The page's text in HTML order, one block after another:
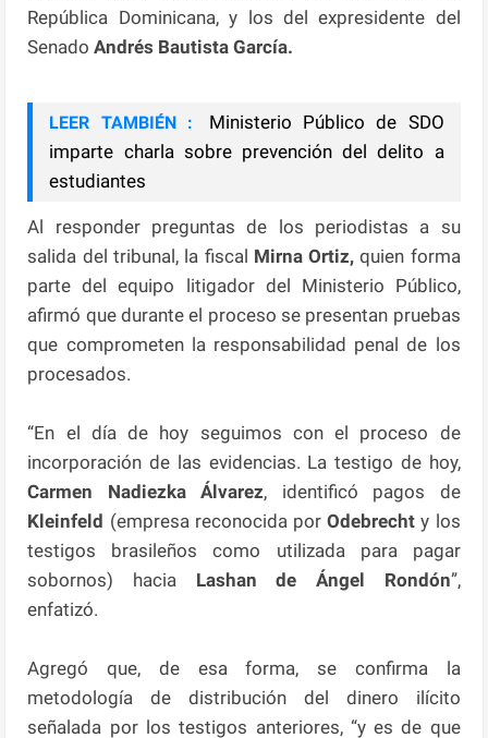
República Dominicana, y los del expresidente del
SenadoAndrés Bautista García.
LEER TAMBIÉN :
Ministerio Público de SDO
imparte charla sobre prevención del delito a
estudiantes
Al responder preguntas de los periodistas a su
salida del tribunal, la fiscal Mirna Ortiz, quien forma
parte del equipo litigador del Ministerio Público,
afirmó que durante el proceso se presentan pruebas
que comprometen la responsabilidad penal de los
procesados.
“En el día de hoy seguimos con el proceso de
incorporación de las evidencias. La testigo de hoy,
Carmen Nadiezka Álvarez, identificó pagos de
Kleinfeld (empresa reconocida porOdebrecht y los
testigos brasileños como utilizada para pagar
sobornos) hacia Lashan de Ángel Rondón”,
enfatizó.
Agregó que, de esa forma, se confirma la
metodología de distribución del dinero ilícito
señalada por los testigos anteriores, “y es de que